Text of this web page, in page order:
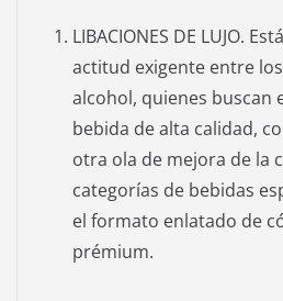
LIBACIONES DE LUJO.
actitud exigente entre
alcohol, quienes buscan
bebida de alta calidad,
otra ola de mejora de la
categorías de bebidas
el formato enlatado de
prémium.